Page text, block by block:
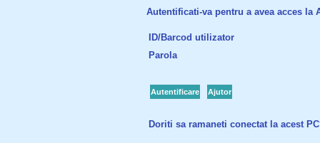
Autentificati-va pentru a avea acces
ID/Barcod utilizator
Parola
Autentificare Ajutor
Doriti sa ramaneti conectat la acest